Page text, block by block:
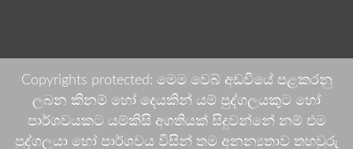
Copyrights protected: මෙම වෙබ් අඩවියේ පළකරනු
ලබන කිනම් හෝ දෙයකින් යම් පුද්ගලයකුට හෝ
පාර්ශවයකට යම්කිසි අගතියක් සිදුවන්නේ නම් එම
පුද්ගලයා හෝ පාර්ශවය විසින් තම අනන්‍යතාව තහවුරු